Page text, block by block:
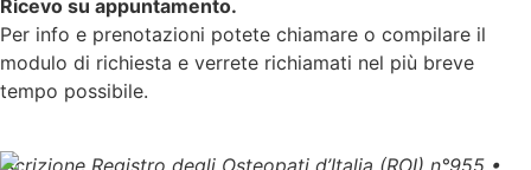
Ricevo su appuntamento.
Per info e prenotazioni potete chiamare o compilare il
modulo di richiesta e verrete richiamati nel più breve
tempo possibile.
Iscrizione Registro degli Osteopati d’Italia (ROI) n°955 •